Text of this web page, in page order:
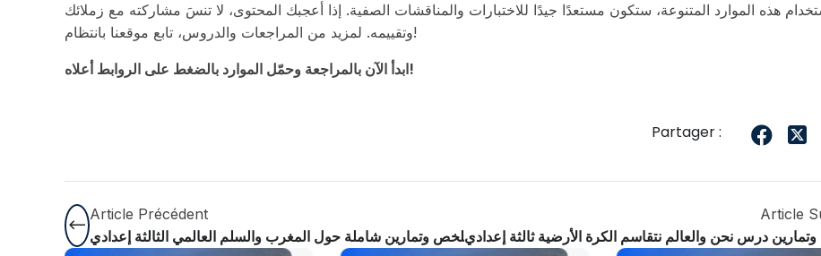
هذه الموارد المتنوعة، ستكون مستعدًا جيدًا للاختبارات والمناقشات الصفية. إذا أعجبك المحتوى، لا تنسَ مشاركته مع زملائك
وتقييمه. لمزيد من المراجعات والدروس، تابع موقعنا بانتظام!
ابدأ الآن بالمراجعة وحمّل الموارد بالضغط على الروابط أعلاه!
Partager :
Article Précédent
ملخص وتمارين شاملة حول المغرب والسلم العالمي الثالثة إعدادي
Article
درس نحن والعالم نتقاسم الكرة الأرضية ثالثة إعدادي